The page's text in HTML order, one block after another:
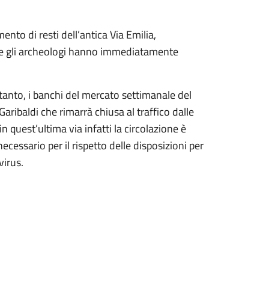
di resti dell’antica Via Emilia,
archeologi hanno immediatamente
i banchi del mercato settimanale del
che rimarrà chiusa al traffico dalle
quest’ultima via infatti la circolazione è
per il rispetto delle disposizioni per